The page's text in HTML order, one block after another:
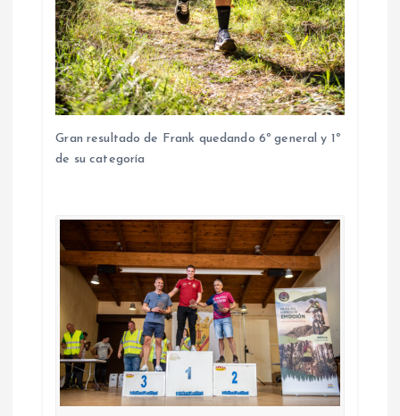
Gran resultado de Frank quedando 6º general y 1º
de su categoría